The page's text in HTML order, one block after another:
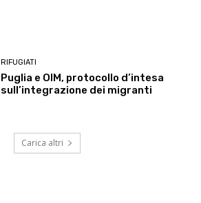
RIFUGIATI
Puglia e OIM, protocollo d’intesa
sull’integrazione dei migranti
Carica altri